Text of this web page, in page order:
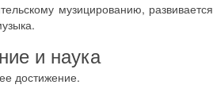
музицированию,
и наука
достижение.